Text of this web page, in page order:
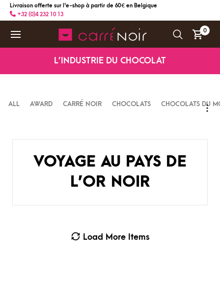
Livraison offerte sur l'e-shop à partir de 60 € en Belgique
+32 (0)4 232 10 13
0
L’INDUSTRIE DU CHOCOLAT
ALL AWARD CARRÉ NOIR CHOCOLATS CHOCOLATS DU
VOYAGE AU PAYS DE
L’OR NOIR
Load More Items